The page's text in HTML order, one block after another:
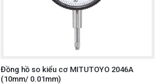
Đồng hồ so kiểu cơ MITUTOYO 2046A
(10mm/ 0.01mm)